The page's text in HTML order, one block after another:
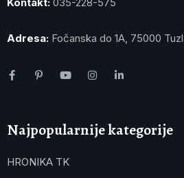
Adresa: Fočanska do 1A, 75000
Najpopularnije kategorije
HRONIKA TK